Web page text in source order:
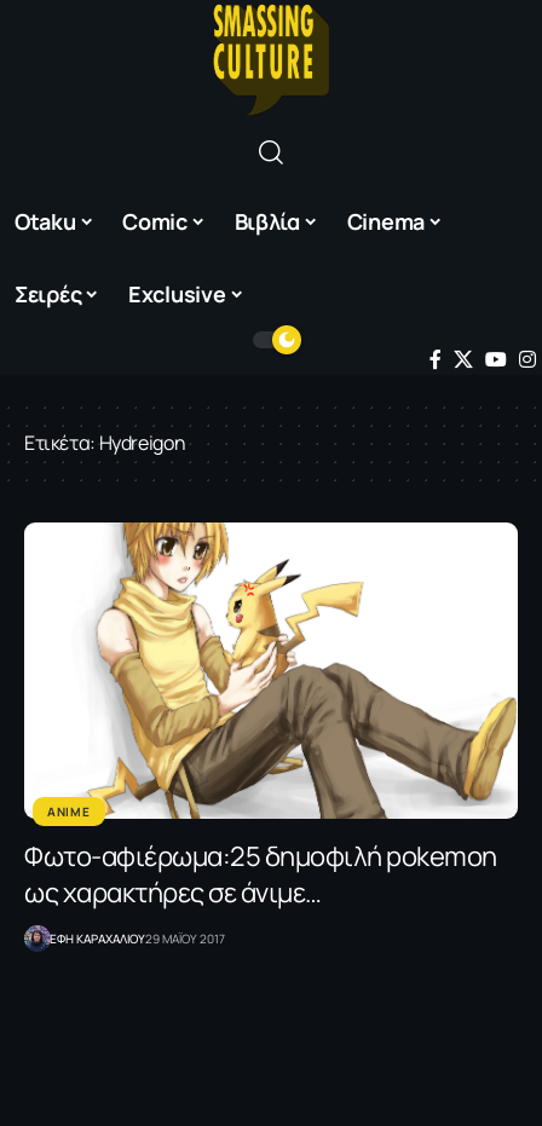
Otaku Comic Βιβλία Cinema
Σειρές Exclusive
Ετικέτα:Hydreigon
ANIME
Φωτο-αφιέρωμα:25 δημοφιλή pokemon
ως χαρακτήρες σε άνιμε…
ΕΦΗ KΑΡΑΧΑΛΙΟΥ29 ΜΑΪΟΥ 2017